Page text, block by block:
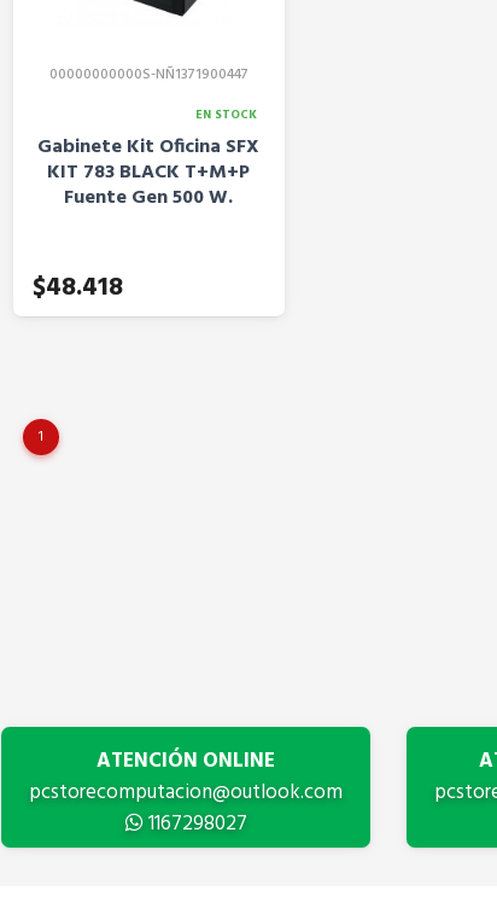
00000000000S-NÑ1371900447
EN STOCK
Gabinete Kit Oficina SFX
KIT 783 BLACK T+M+P
Fuente Gen 500 W.
$48.418
1
ATENCIÓN ONLINE
pcstorecomputacion@outlook.com
1167298027